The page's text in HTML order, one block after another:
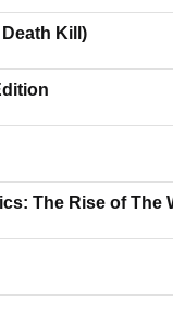
Kill)
The Rise of The